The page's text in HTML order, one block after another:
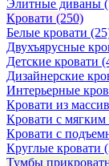
Элитные диваны
Кровати (250)
Белые кровати
Двухъярусные
Детские кровати
Дизайнерские
Интерьерные
Кровати из
Кровати с мягким
Кровати с
Круглые кровати
Тумбы